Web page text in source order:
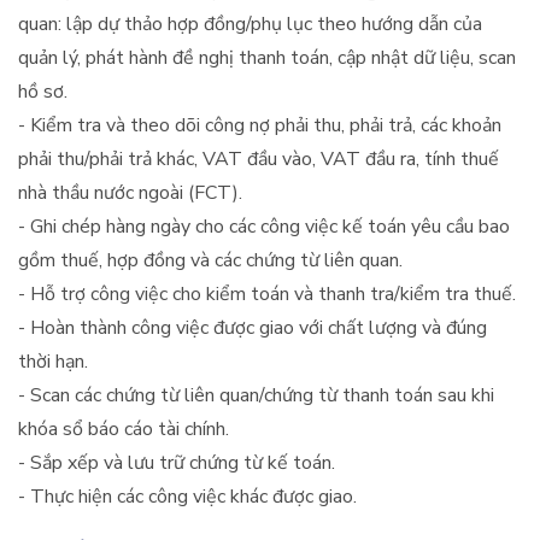
quan: lập dự thảo hợp đồng/phụ lục theo hướng dẫn của
quản lý, phát hành đề nghị thanh toán, cập nhật dữ liệu, scan
hồ sơ.
- Kiểm tra và theo dõi công nợ phải thu, phải trả, các khoản
phải thu/phải trả khác, VAT đầu vào, VAT đầu ra, tính thuế
nhà thầu nước ngoài (FCT).
- Ghi chép hàng ngày cho các công việc kế toán yêu cầu bao
gồm thuế, hợp đồng và các chứng từ liên quan.
- Hỗ trợ công việc cho kiểm toán và thanh tra/kiểm tra thuế.
- Hoàn thành công việc được giao với chất lượng và đúng
thời hạn.
- Scan các chứng từ liên quan/chứng từ thanh toán sau khi
khóa sổ báo cáo tài chính.
- Sắp xếp và lưu trữ chứng từ kế toán.
- Thực hiện các công việc khác được giao.